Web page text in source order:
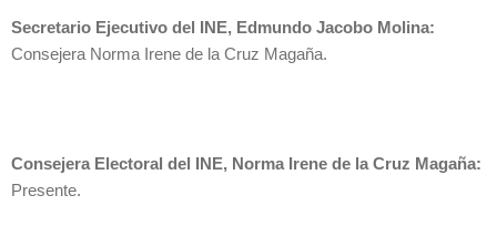
Secretario Ejecutivo del INE, Edmundo Jacobo Molina:
Consejera Norma Irene de la Cruz Magaña.
Consejera Electoral del INE, Norma Irene de la Cruz Magaña:
Presente.